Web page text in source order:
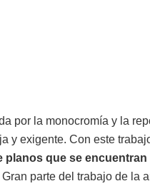
por la monocromía y la
y exigente. Con este
que se encuentran
parte del trabajo de la